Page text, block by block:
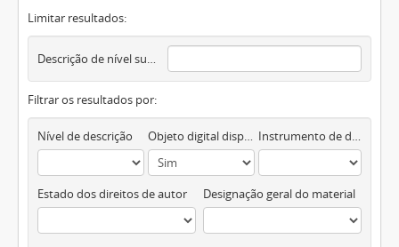
Limitar resultados:
Descrição de nível superior
Filtrar os resultados por:
Nível de descrição Objeto digital disponível Instrumento de descrição documental
Estado dos direitos de autor Designação geral do material